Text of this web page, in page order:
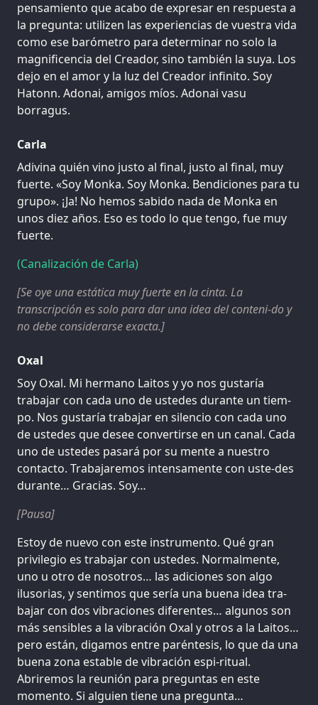
pensamiento que acabo de expresar en respuesta a
la pregunta: utilizen las experiencias de vuestra vida
como ese barómetro para determinar no solo la
magnificencia del Creador, sino también la suya. Los
dejo en el amor y la luz del Creador infinito. Soy
Hatonn. Adonai, amigos míos. Adonai vasu
borragus.
Carla
Adivina quién vino justo al final, justo al final, muy
fuerte. «Soy Monka. Soy Monka. Bendiciones para tu
grupo». ¡Ja! No hemos sabido nada de Monka en
unos diez años. Eso es todo lo que tengo, fue muy
fuerte.
(Canalización de Carla)
[Se oye una estática muy fuerte en la cinta. La
transcripción es solo para dar una idea del conteni-do y
no debe considerarse exacta.]
Oxal
Soy Oxal. Mi hermano Laitos y yo nos gustaría
trabajar con cada uno de ustedes durante un tiem-
po. Nos gustaría trabajar en silencio con cada uno
de ustedes que desee convertirse en un canal. Cada
uno de ustedes pasará por su mente a nuestro
contacto. Trabajaremos intensamente con uste-des
durante… Gracias. Soy…
[Pausa]
Estoy de nuevo con este instrumento. Qué gran
privilegio es trabajar con ustedes. Normalmente,
uno u otro de nosotros… las adiciones son algo
ilusorias, y sentimos que sería una buena idea tra-
bajar con dos vibraciones diferentes… algunos son
más sensibles a la vibración Oxal y otros a la Laitos…
pero están, digamos entre paréntesis, lo que da una
buena zona estable de vibración espi-ritual.
Abriremos la reunión para preguntas en este
momento. Si alguien tiene una pregunta…